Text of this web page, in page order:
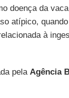
doença da
atípico,
à
pela Agência